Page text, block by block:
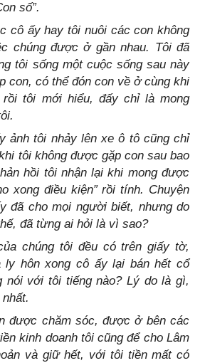
số”.
cô ấy hay tôi nuôi các con không
chúng được ở gần nhau. Tôi đã
tôi sống một cuộc sống sau này
con, có thể đón con về ở cùng khi
rồi tôi mới hiểu, đấy chỉ là mong
ảnh tôi nhảy lên xe ô tô cũng chỉ
tôi không được gặp con sau bao
hồi tôi nhận lại khi mong được
xong điều kiện” rồi tính. Chuyện
đã cho mọi người biết, nhưng do
đã từng ai hỏi là vì sao?
chúng tôi đều có trên giấy tờ,
ly hôn xong cô ấy lại bán hết cổ
nói với tôi tiếng nào? Lý do là gì,
được chăm sóc, được ở bên các
kinh doanh tôi cũng để cho Lâm
và giữ hết, với tôi tiền mất có